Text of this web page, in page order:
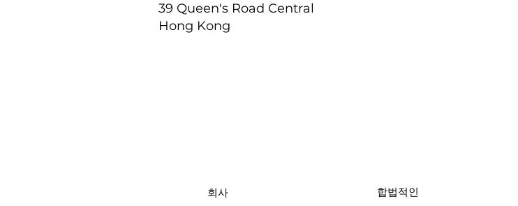
39 Queen's Road Central
Hong Kong
합법적인
회사